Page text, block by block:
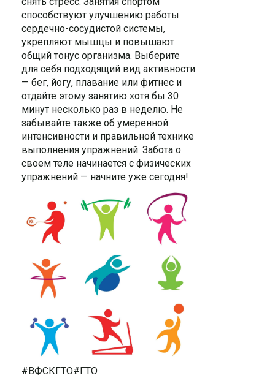
способствуют улучшению работы
сердечно-сосудистой системы,
укрепляют мышцы и повышают
общий тонус организма. Выберите
для себя подходящий вид активности
— бег, йогу, плавание или фитнес и
отдайте этому занятию хотя бы 30
минут несколько раз в неделю. Не
забывайте также об умеренной
интенсивности и правильной технике
выполнения упражнений. Забота о
своем теле начинается с физических
упражнений — начните уже сегодня!
#ВФСКГТО#ГТО